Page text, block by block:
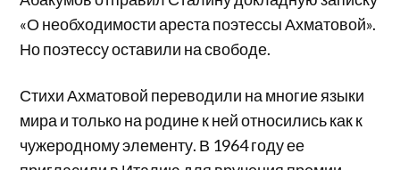
«О необходимости ареста поэтессы Ахматовой».
Но поэтессу оставили на свободе.
Стихи Ахматовой переводили на многие языки
мира и только на родине к ней относились как к
чужеродному элементу. В 1964 году ее